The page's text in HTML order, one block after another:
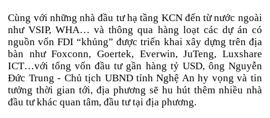
Cùng với những nhà đầu tư hạ tầng KCN đến từ nước ngoài
như VSIP, WHA… và thông qua hàng loạt các dự án có
nguồn vốn FDI “khủng” được triển khai xây dựng trên địa
bàn như Foxconn, Goertek, Everwin, JuTeng, Luxshare
ICT…với tổng vốn đầu tư gần hàng tỷ USD, ông Nguyễn
Đức Trung - Chủ tịch UBND tỉnh Nghệ An hy vọng và tin
tưởng thời gian tới, địa phương sẽ hu hút thêm nhiều nhà
đầu tư khác quan tâm, đầu tư tại địa phương.